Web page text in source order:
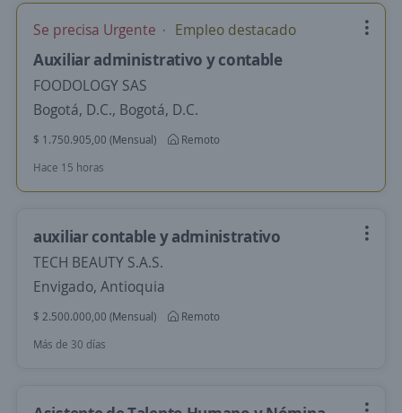
Se precisa Urgente Empleo destacado
Auxiliar administrativo y contable
FOODOLOGY SAS
Bogotá, D.C., Bogotá, D.C.
$ 1.750.905,00 (Mensual)
Remoto
Hace 15 horas
auxiliar contable y administrativo
TECH BEAUTY S.A.S.
Envigado, Antioquia
$ 2.500.000,00 (Mensual)
Remoto
Más de 30 días